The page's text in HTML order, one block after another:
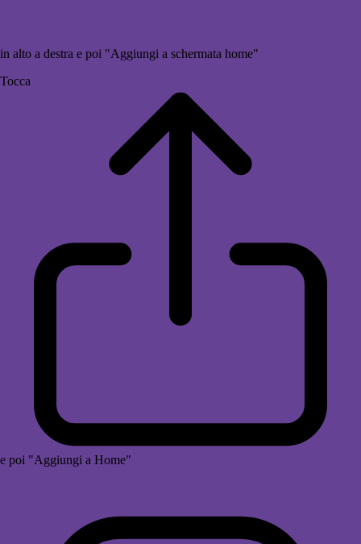
in alto a destra e poi "Aggiungi a schermata home"
Tocca
e poi "Aggiungi a Home"